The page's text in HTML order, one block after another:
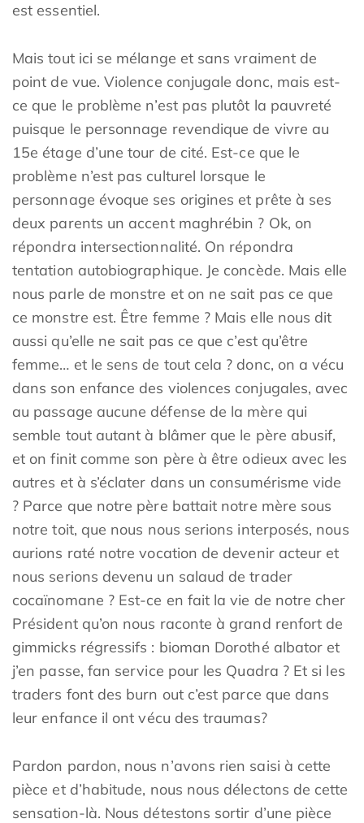
est essentiel.
Mais tout ici se mélange et sans vraiment de
point de vue. Violence conjugale donc, mais est-
ce que le problème n’est pas plutôt la pauvreté
puisque le personnage revendique de vivre au
15e étage d’une tour de cité. Est-ce que le
problème n’est pas culturel lorsque le
personnage évoque ses origines et prête à ses
deux parents un accent maghrébin ? Ok, on
répondra intersectionnalité. On répondra
tentation autobiographique. Je concède. Mais elle
nous parle de monstre et on ne sait pas ce que
ce monstre est. Être femme ? Mais elle nous dit
aussi qu’elle ne sait pas ce que c’est qu’être
femme… et le sens de tout cela ? donc, on a vécu
dans son enfance des violences conjugales, avec
au passage aucune défense de la mère qui
semble tout autant à blâmer que le père abusif,
et on finit comme son père à être odieux avec les
autres et à s’éclater dans un consumérisme vide
? Parce que notre père battait notre mère sous
notre toit, que nous nous serions interposés, nous
aurions raté notre vocation de devenir acteur et
nous serions devenu un salaud de trader
cocaïnomane ? Est-ce en fait la vie de notre cher
Président qu’on nous raconte à grand renfort de
gimmicks régressifs : bioman Dorothé albator et
j’en passe, fan service pour les Quadra ? Et si les
traders font des burn out c’est parce que dans
leur enfance il ont vécu des traumas?
Pardon pardon, nous n’avons rien saisi à cette
pièce et d’habitude, nous nous délectons de cette
sensation-là. Nous détestons sortir d’une pièce